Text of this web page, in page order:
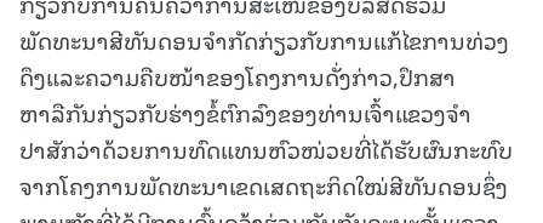
ພັດທະນາສີທັນດອນຈຳກັດກ່ຽວກັບການແກ້ໄຂການທ່ວງ
ດຶງແລະຄວາມຄືບໜ້າຂອງໂຄງການດັ່ງກ່າວ,ປຶກສາ
ຫາລືກັນກ່ຽວກັບຮ່າງຂໍ້ຕົກລົງຂອງທ່ານເຈົ້າແຂວງຈຳ
ປາສັກວ່າດ້ວຍການທົດແທນຫົວໜ່ວຍທີ່ໄດ້ຮັບຜົນກະທົບ
ຈາກໂຄງການພັດທະນາເຂດເສດຖະກິດໃໝ່ສີທັນດອນຊຶ່ງ